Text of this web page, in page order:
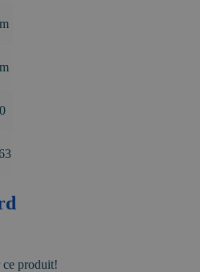
produit!